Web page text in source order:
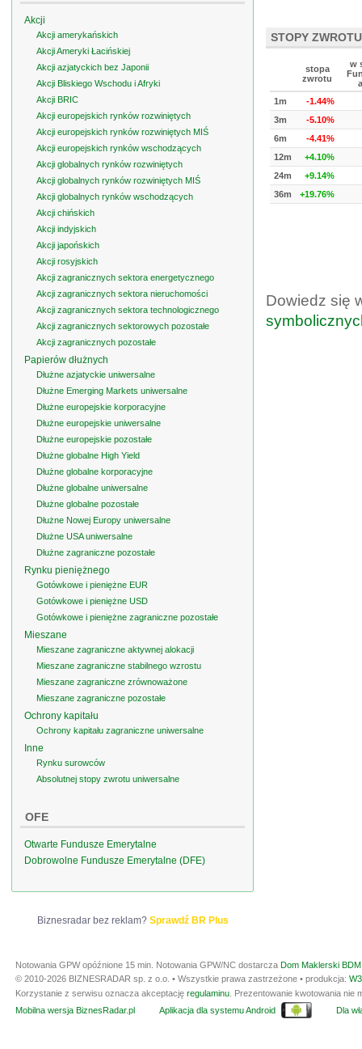
STOPY ZWROTU
stopa
zwrotu
w
1m
-1.44%
3m
-5.10%
6m
-4.41%
12m
+4.10%
24m
+9.14%
36m
+19.76%
Dowiedz się
Akcji
Akcji amerykańskich
Akcji Ameryki Łacińskiej
Akcji azjatyckich bez Japonii
Akcji Bliskiego Wschodu i Afryki
Akcji BRIC
Akcji europejskich rynków rozwiniętych
Akcji europejskich rynków rozwiniętych MIŚ
Akcji europejskich rynków wschodzących
Akcji globalnych rynków rozwiniętych
Akcji globalnych rynków rozwiniętych MIŚ
Akcji globalnych rynków wschodzących
Akcji chińskich
Akcji indyjskich
Akcji japońskich
Akcji rosyjskich
Akcji zagranicznych sektora energetycznego
Akcji zagranicznych sektora nieruchomości
Akcji zagranicznych sektora technologicznego
Akcji zagranicznych sektorowych pozostałe
Akcji zagranicznych pozostałe
Papierów dłużnych
Dłużne azjatyckie uniwersalne
Dłużne Emerging Markets uniwersalne
Dłużne europejskie korporacyjne
Dłużne europejskie uniwersalne
Dłużne europejskie pozostałe
Dłużne globalne High Yield
Dłużne globalne korporacyjne
Dłużne globalne uniwersalne
Dłużne globalne pozostałe
Dłużne Nowej Europy uniwersalne
Dłużne USA uniwersalne
Dłużne zagraniczne pozostałe
Rynku pieniężnego
Gotówkowe i pieniężne EUR
Gotówkowe i pieniężne USD
Gotówkowe i pieniężne zagraniczne pozostałe
Mieszane
Mieszane zagraniczne aktywnej alokacji
Mieszane zagraniczne stabilnego wzrostu
Mieszane zagraniczne zrównoważone
Mieszane zagraniczne pozostałe
Ochrony kapitału
Ochrony kapitału zagraniczne uniwersalne
Inne
Rynku surowców
Absolutnej stopy zwrotu uniwersalne
OFE
Otwarte Fundusze Emerytalne
Dobrowolne Fundusze Emerytalne (DFE)
Biznesradar bez reklam? Sprawdź BR Plus
Notowania GPW opóźnione 15 min. Notowania GPW/NC dostarcza Dom Maklerski
© 2010-2026 BIZNESRADAR sp. z o.o. • Wszystkie prawa zastrzeżone • produkcja:
Korzystanie z serwisu oznacza akceptację regulaminu . Prezentowanie kwotowania
Mobilna wersja BiznesRadar.pl
Aplikacja dla systemu Android Dla